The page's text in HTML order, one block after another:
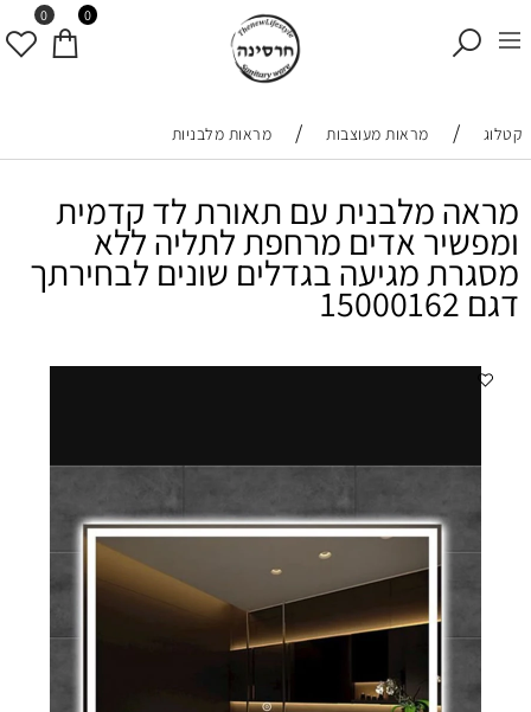
0 0
קטלוג / מראות מעוצבות / מראות מלבניות
מראה מלבנית עם תאורת לד קדמית
ומפשיר אדים מרחפת לתליה ללא
מסגרת מגיעה בגדלים שונים לבחירתך
דגם 15000162